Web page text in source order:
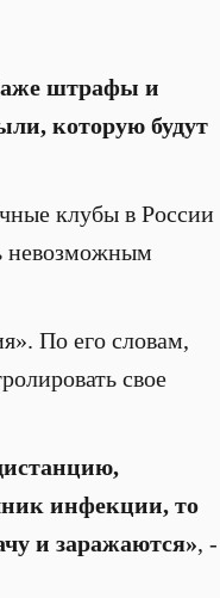
штрафы и
которую будут
клубы в России
невозможным
По его словам,
свое
инфекции, то
и заражаются», -